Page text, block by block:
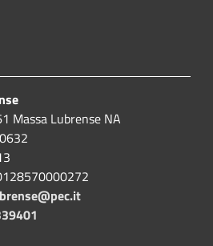
Massa Lubrense NA